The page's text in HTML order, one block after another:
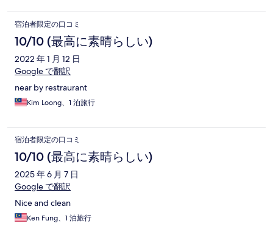
宿泊者限定の口コミ
10/10 (最高に素晴らしい)
2022 年 1 月 12 日
Google で翻訳
near by restraurant
Kim Loong、1 泊旅行
宿泊者限定の口コミ
10/10 (最高に素晴らしい)
2025 年 6 月 7 日
Google で翻訳
Nice and clean
Ken Fung、1 泊旅行